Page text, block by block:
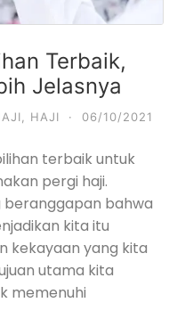
Terbaik,
Jelasnya
HAJI · 06/10/2021
terbaik untuk
pergi haji.
beranggapan bahwa
kita itu
kekayaan yang kita
utama kita
memenuhi